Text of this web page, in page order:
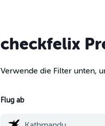
checkfelix
Verwende die Filter unten,
Flug ab